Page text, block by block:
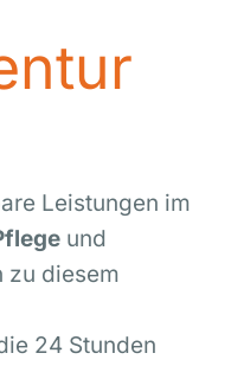
Leistungen im
und
zu diesem
24 Stunden